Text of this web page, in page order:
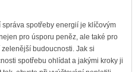
správa spotřeby energií je klíčovým
pro úsporu peněz, ale také pro
zelenější budoucnosti. Jak si
spotřebu ohlídat a jakými kroky ji